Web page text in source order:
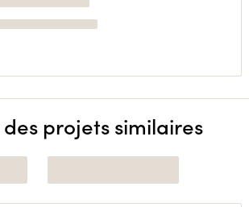
projets similaires